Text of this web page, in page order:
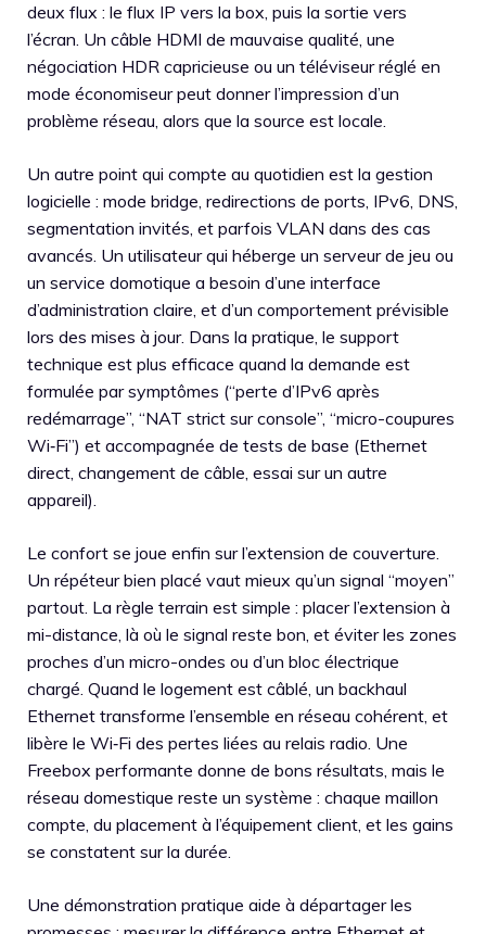
deux flux : le flux IP vers la box, puis la sortie vers
l’écran. Un câble HDMI de mauvaise qualité, une
négociation HDR capricieuse ou un téléviseur réglé en
mode économiseur peut donner l’impression d’un
problème réseau, alors que la source est locale.
Un autre point qui compte au quotidien est la gestion
logicielle : mode bridge, redirections de ports, IPv6, DNS,
segmentation invités, et parfois VLAN dans des cas
avancés. Un utilisateur qui héberge un serveur de jeu ou
un service domotique a besoin d’une interface
d’administration claire, et d’un comportement prévisible
lors des mises à jour. Dans la pratique, le support
technique est plus efficace quand la demande est
formulée par symptômes (“perte d’IPv6 après
redémarrage”, “NAT strict sur console”, “micro-coupures
Wi‑Fi”) et accompagnée de tests de base (Ethernet
direct, changement de câble, essai sur un autre
appareil).
Le confort se joue enfin sur l’extension de couverture.
Un répéteur bien placé vaut mieux qu’un signal “moyen”
partout. La règle terrain est simple : placer l’extension à
mi-distance, là où le signal reste bon, et éviter les zones
proches d’un micro-ondes ou d’un bloc électrique
chargé. Quand le logement est câblé, un backhaul
Ethernet transforme l’ensemble en réseau cohérent, et
libère le Wi‑Fi des pertes liées au relais radio. Une
Freebox performante donne de bons résultats, mais le
réseau domestique reste un système : chaque maillon
compte, du placement à l’équipement client, et les gains
se constatent sur la durée.
Une démonstration pratique aide à départager les